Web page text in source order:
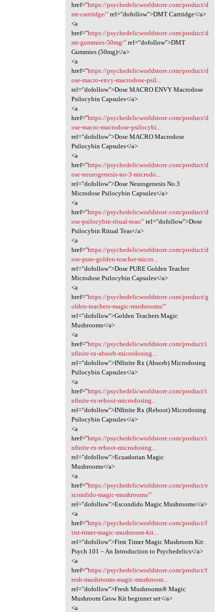
href="https://psychedelicworldstore.com/product/d
mt-cartridge/"rel="dofollow">DMT Cartridge</a>
<a
href="https://psychedelicworldstore.com/product/d
mt-gummies-50mg/"rel="dofollow">DMT
Gummies (50mg)</a>
<a
href="https://psychedelicworldstore.com/product/d
ose-macro-envy-macrodose-psil...
rel="dofollow">Dose MACRO ENVY Macrodose
Psilocybin Capsules</a>
<a
href="https://psychedelicworldstore.com/product/d
ose-macro-macrodose-psilocybi...
rel="dofollow">Dose MACRO Macrodose
Psilocybin Capsules</a>
<a
href="https://psychedelicworldstore.com/product/d
ose-neurogenesis-no-3-microdo...
rel="dofollow">Dose Neurogenesis No.3
Microdose Psilocybin Capsules</a>
<a
href="https://psychedelicworldstore.com/product/d
ose-psilocybin-ritual-teas/"rel="dofollow">Dose
Psilocybin Ritual Teas</a>
<a
href="https://psychedelicworldstore.com/product/d
ose-pure-golden-teacher-micro...
rel="dofollow">Dose PURE Golden Teacher
Microdose Psilocybin Capsules</a>
<a
href="https://psychedelicworldstore.com/product/g
olden-teachers-magic-mushrooms/"
rel="dofollow">Golden Teachers Magic
Mushrooms</a>
<a
href="https://psychedelicworldstore.com/product/i
nfinite-rx-absorb-microdosing...
rel="dofollow">INfinite Rx (Absorb) Microdosing
Psilocybin Capsules</a>
<a
href="https://psychedelicworldstore.com/product/i
nfinite-rx-reboot-microdosing...
rel="dofollow">INfinite Rx (Reboot) Microdosing
Psilocybin Capsules</a>
<a
href="https://psychedelicworldstore.com/product/i
nfinite-rx-reboot-microdosing...
rel="dofollow">Ecuadorian Magic
Mushrooms</a>
<a
href="https://psychedelicworldstore.com/product/e
scondido-magic-mushrooms/"
rel="dofollow">Escondido Magic Mushrooms</a>
<a
href="https://psychedelicworldstore.com/product/f
irst-timer-magic-mushroom-kit...
rel="dofollow">First Timer Magic Mushroom Kit:
Psych 101 – An Introduction to Psychedelics</a>
<a
href="https://psychedelicworldstore.com/product/f
resh-mushrooms-magic-mushroom...
rel="dofollow">Fresh Mushrooms® Magic
Mushroom Grow Kit beginner set</a>
<a